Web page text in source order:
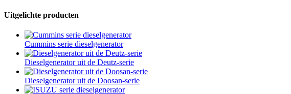
Uitgelichte producten
Cummins serie dieselgenerator
Dieselgenerator uit de Deutz-serie
Dieselgenerator uit de Doosan-serie